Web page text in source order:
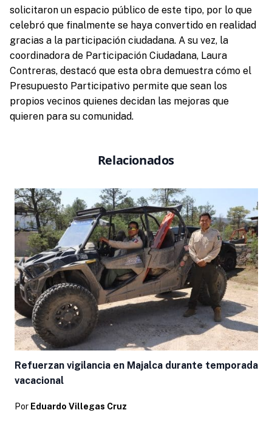
solicitaron un espacio público de este tipo, por lo que
celebró que finalmente se haya convertido en realidad
gracias a la participación ciudadana. A su vez, la
coordinadora de Participación Ciudadana, Laura
Contreras, destacó que esta obra demuestra cómo el
Presupuesto Participativo permite que sean los
propios vecinos quienes decidan las mejoras que
quieren para su comunidad.
Relacionados
Refuerzan vigilancia en Majalca durante temporada
vacacional
Por Eduardo Villegas Cruz